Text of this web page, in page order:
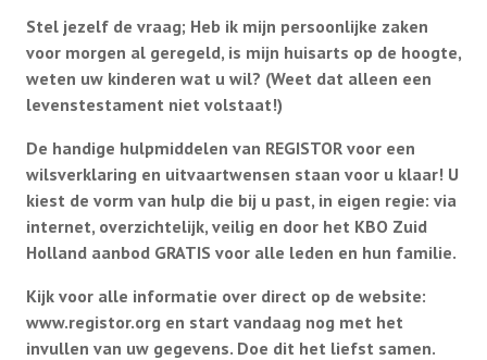
Informatie
Info HUBA’s
IB2024
IB2025
Diverse onderwerpen (belastingservice)
Info Ouderenadviseur
Contact
Proclaimer
Test
Lid worden
Stel jezelf de vraag; Heb ik mijn persoonlijke zaken
voor morgen al geregeld, is mijn huisarts op de hoogte,
weten uw kinderen wat u wil? (Weet dat alleen een
levenstestament niet volstaat!)
De handige hulpmiddelen van REGISTOR voor een
wilsverklaring en uitvaartwensen staan voor u klaar! U
kiest de vorm van hulp die bij u past, in eigen regie: via
internet, overzichtelijk, veilig en door het KBO Zuid
Holland aanbod GRATIS voor alle leden en hun familie.
Kijk voor alle informatie over direct op de website:
www.registor.org en start vandaag nog met het
invullen van uw gegevens. Doe dit het liefst samen.